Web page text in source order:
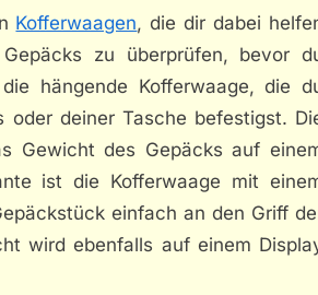
Kofferwaagen, die dir dabei
zu überprüfen, bevor
hängende Kofferwaage, die
oder deiner Tasche befestigst.
Gewicht des Gepäcks auf
ist die Kofferwaage mit
einfach an den Griff
wird ebenfalls auf einem